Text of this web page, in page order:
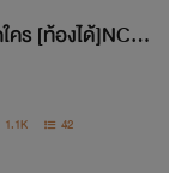
คร [ท้องได้]NC20
1.1K 42